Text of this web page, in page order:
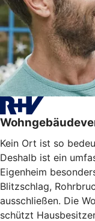
Kein Ort ist so
Deshalb ist ein
Eigenheim
Blitzschlag,
ausschließen. Die
schützt